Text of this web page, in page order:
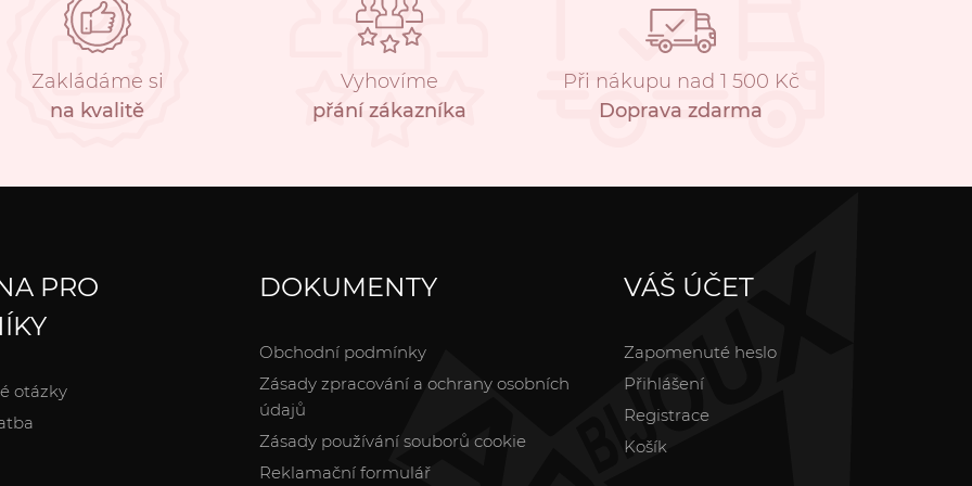
Zakládáme si
na kvalitě
Vyhovíme
přání zákazníka
Při nákupu nad 1 500 Kč
Doprava zdarma
PRO
otázky
DOKUMENTY
Obchodní podmínky
Zásady zpracování a ochrany osobních
údajů
Zásady používání souborů cookie
Reklamační formulář
VÁŠ ÚČET
Zapomenuté heslo
Přihlášení
Registrace
Košík